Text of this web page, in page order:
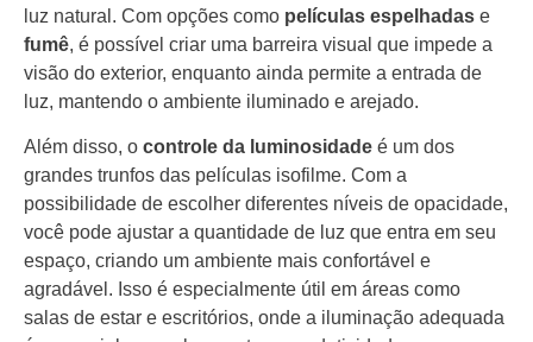
luz natural. Com opções como películas espelhadas e
fumê, é possível criar uma barreira visual que impede a
visão do exterior, enquanto ainda permite a entrada de
luz, mantendo o ambiente iluminado e arejado.
Além disso, o controle da luminosidade é um dos
grandes trunfos das películas isofilme. Com a
possibilidade de escolher diferentes níveis de opacidade,
você pode ajustar a quantidade de luz que entra em seu
espaço, criando um ambiente mais confortável e
agradável. Isso é especialmente útil em áreas como
salas de estar e escritórios, onde a iluminação adequada